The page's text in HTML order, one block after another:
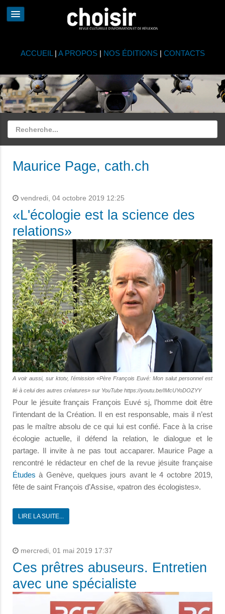
ACCUEIL | A PROPOS| NOS ÉDITIONS| CONTACTS
Maurice Page, cath.ch
vendredi, 04 octobre 2019 12:25
«L'écologie est la science des
relations»
A voir aussi, sur ktotv, l'émission «Père François Euvé: Mon salut personnel est
lié à celui des autres créatures» sur YouTube https://youtu.be/IMcUYoDOZYY
Pour le jésuite français François Euvé sj, l’homme doit être
l’intendant de la Création. Il en est responsable, mais il n’est
pas le maître absolu de ce qui lui est confié. Face à la crise
écologie actuelle, il défend la relation, le dialogue et le
partage. Il invite à ne pas tout accaparer. Maurice Page a
rencontré le rédacteur en chef de la revue jésuite française
Études à Genève, quelques jours avant le 4 octobre 2019,
fête de saint François d’Assise, «patron des écologistes».
LIRE LA SUITE...
mercredi, 01 mai 2019 17:37
Ces prêtres abuseurs. Entretien
avec une spécialiste